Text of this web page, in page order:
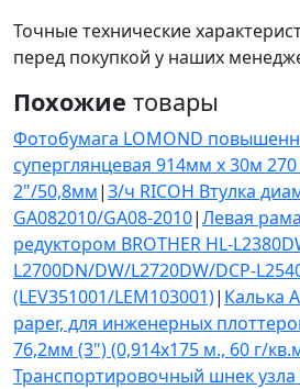
Точные технические
перед покупкой у наших
Похожие товары
Фотобумага LOMOND
суперглянцевая 914мм х 30м 270
2"/50,8мм|З/ч RICOH Втулка
GA082010/GA08-2010|Левая
редуктором BROTHER HL-
L2700DN/DW/L2720DW/DCP-
(LEV351001/LEM103001)| Калька
paper, для инженерных
76,2мм (3") (0,914х175 м., 60 г/
Транспортировочный шнек узла